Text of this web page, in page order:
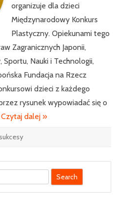
organizuje dla dzieci
Międzynarodowy Konkurs
Plastyczny. Opiekunami tego
Zagranicznych Japonii,
Sportu, Nauki i Technologii,
Fundacja na Rzecz
dzieci z każdego
rysunek wypowiadać się o
Czytaj dalej »